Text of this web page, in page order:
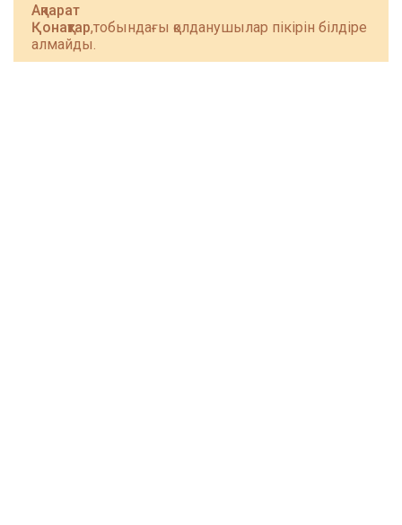
Ақпарат
Қонақтар,тобындағы қолданушылар пікірін білдіре
алмайды.